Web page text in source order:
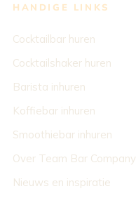
HANDIGE LINKS
Cocktailbar huren
Cocktailshaker huren
Barista inhuren
Koffiebar inhuren
Smoothiebar inhuren
Over Team Bar Company
Nieuws en inspiratie